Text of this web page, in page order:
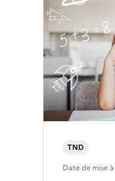
TND
Date de mise